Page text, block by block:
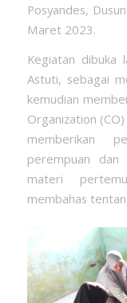
Posyandes,
Maret 2023.
Kegiatan dibuka
Astuti, sebagai
kemudian
Organization
memberikan
perempuan dan
materi
membahas